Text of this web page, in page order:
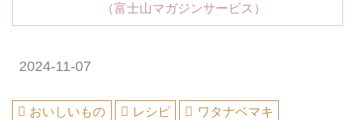
（富士山マガジンサービス）
2024-11-07
おいしいもの レシピ
ワタナベマキ